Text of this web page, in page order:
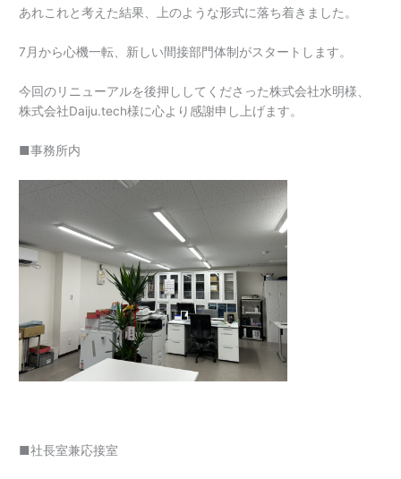
あれこれと考えた結果、上のような形式に落ち着きました。
7月から心機一転、新しい間接部門体制がスタートします。
今回のリニューアルを後押ししてくださった株式会社水明様、
株式会社Daiju.tech様に心より感謝申し上げます。
■事務所内
■社長室兼応接室